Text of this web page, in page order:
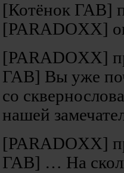
[Котёнок ГАВ]
[PARADOXX]
[PARADOXX]
ГАВ] Вы уже
со
нашей
[PARADOXX]
ГАВ] … На